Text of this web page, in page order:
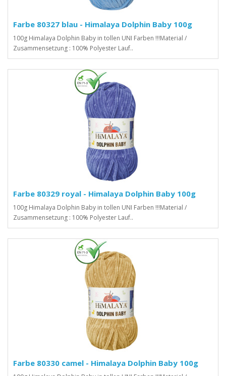
Farbe 80327 blau - Himalaya Dolphin Baby 100g
100g Himalaya Dolphin Baby in tollen UNI Farben !!!Material /
Zusammensetzung : 100% Polyester Lauf..
Farbe 80329 royal - Himalaya Dolphin Baby 100g
100g Himalaya Dolphin Baby in tollen UNI Farben !!!Material /
Zusammensetzung : 100% Polyester Lauf..
Farbe 80330 camel - Himalaya Dolphin Baby 100g